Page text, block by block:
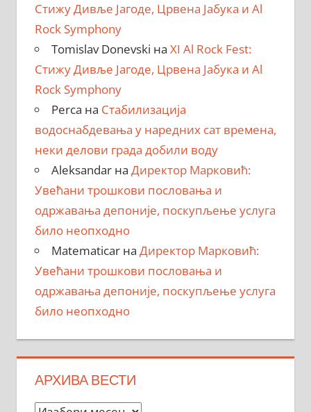
Стижу Дивље Јагоде, Црвена Јабука и Al
Rock Symphony
Tomislav Donevski на XI Al Rock Fest:
Стижу Дивље Јагоде, Црвена Јабука и Al
Rock Symphony
Perca на Стабилизација
водоснабдевања у наредних сат времена,
неки делови града добили воду
Aleksandarна Директор Марковић:
Увећани трошкови пословања и
одржавања депоније, поскупљење услуга
било неопходно
Matematicarна Директор Марковић:
Увећани трошкови пословања и
одржавања депоније, поскупљење услуга
било неопходно
АРХИВА ВЕСТИ